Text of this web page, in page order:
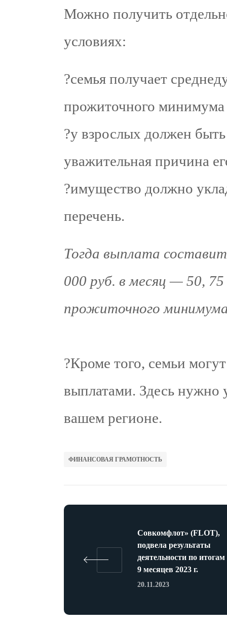
Можно получить
условиях:
?семья получает
прожиточного
?у взрослых должен
уважительная причина
?имущество должно
перечень.
Тогда выплата
000 руб. в месяц — 50,
прожиточного
?Кроме того, семьи
выплатами. Здесь нужно
вашем регионе.
ФИНАНСОВАЯ ГРАМОТНОСТЬ
Совкомфлот» (FLOT),
подвела результаты
деятельности по итогам
9 месяцев 2023 г.
20.11.2023